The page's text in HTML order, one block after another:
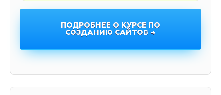
ПОДРОБНЕЕ О КУРСЕ ПО
СОЗДАНИЮ САЙТОВ →